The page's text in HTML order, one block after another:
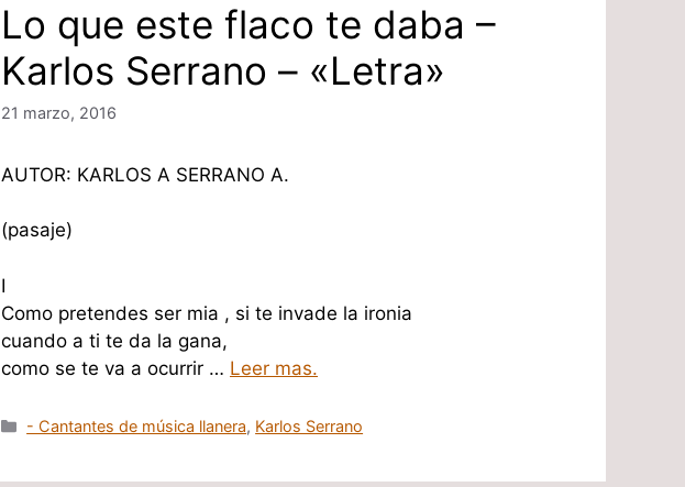
Lo que este flaco te daba –
Karlos Serrano – «Letra»
21 marzo, 2016
AUTOR: KARLOS A SERRANO A.
(pasaje)
I
Como pretendes ser mia , si te invade la ironia
cuando a ti te da la gana,
como se te va a ocurrir … Leer mas.
Categorías
- Cantantes de música llanera, Karlos Serrano